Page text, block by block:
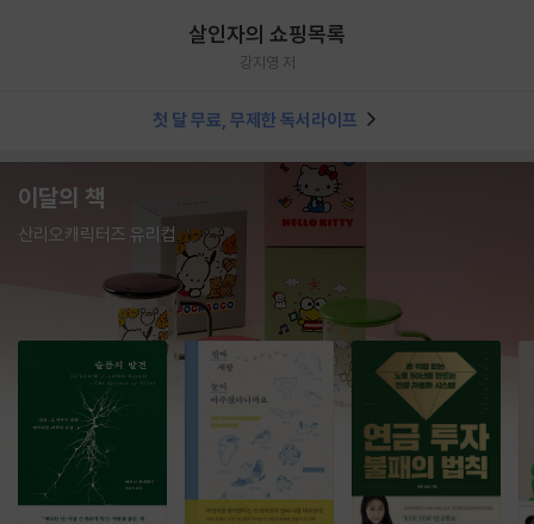
살인자의 쇼핑목록
강지영 저
첫 달 무료, 무제한 독서라이프
이달의 책
산리오캐릭터즈 유리컵